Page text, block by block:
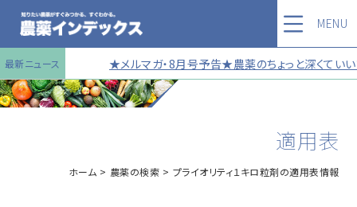
最新ニュース ★メルマガ・8月号予告★農薬のちょっと深くて
MENU
適用表
ホーム 農薬の検索 プライオリティ１キロ粒剤の適用表情報